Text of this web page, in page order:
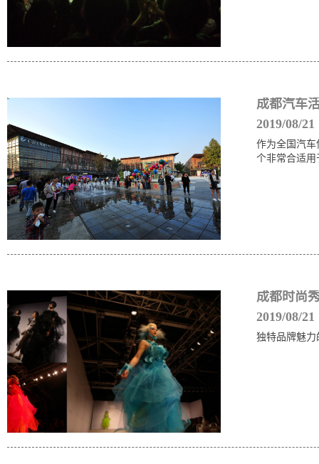
成都汽车
2019/08/21
作为全国汽
个非常合适
成都时尚
2019/08/21
独特品牌魅